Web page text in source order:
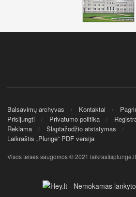
Balsavimų archyvas Kontaktai
Prisijungti
Privatumo politika
Reklama
Slaptažodžio atstatymas
Laikraštis „Plungė” PDF versija
Visos teisės saugomos © 2021 laikrastisplunge.lt